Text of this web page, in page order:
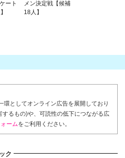
ート
メン決定戦【候補
18人】
環としてオンライン広告を展開しており
するもの)や、可読性の低下につながる広
ームをご利用ください。
ク